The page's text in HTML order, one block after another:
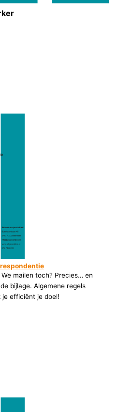
mailen toch? Precies… en
bijlage. Algemene regels
je efficiënt je doel!